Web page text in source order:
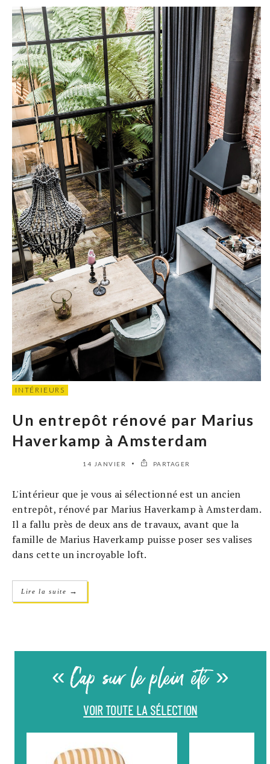
INTÉRIEURS
Un entrepôt rénové par Marius
Haverkamp à Amsterdam
14 JANVIER PARTAGER
L'intérieur que je vous ai sélectionné est un ancien
entrepôt, rénové par Marius Haverkamp à Amsterdam.
Il a fallu près de deux ans de travaux, avant que la
famille de Marius Haverkamp puisse poser ses valises
dans cette un incroyable loft.
Lire la suite →
« Cap sur le plein été »
VOIR TOUTE LA SÉLECTION